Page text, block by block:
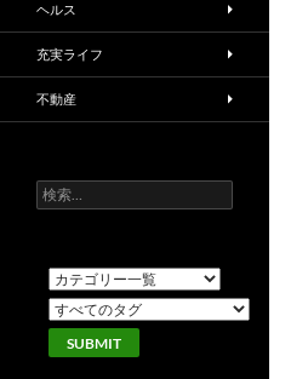
ヘルス
充実ライフ
不動産
検
索: